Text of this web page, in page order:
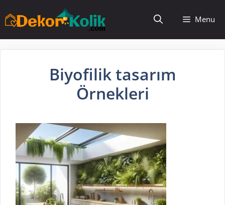
atla
Menu
Biyofilik tasarım
Örnekleri